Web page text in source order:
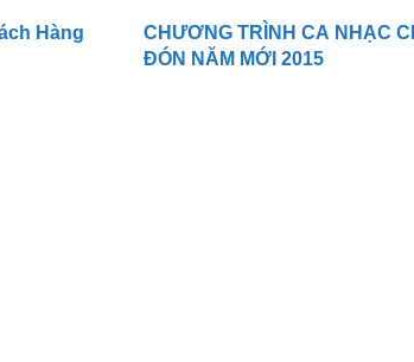
Hàng
CHƯƠNG TRÌNH CA NHẠC
ĐÓN NĂM MỚI 2015